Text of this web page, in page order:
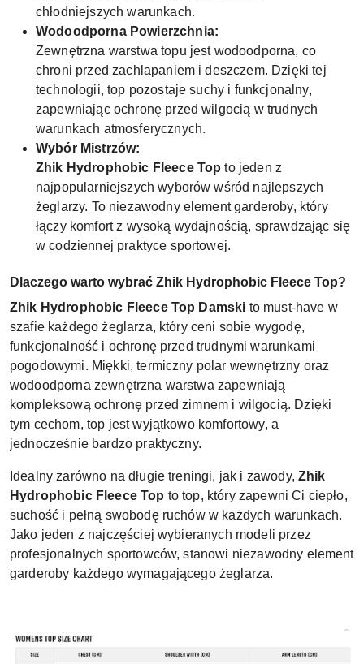
chłodniejszych warunkach.
Wodoodporna Powierzchnia:
Zewnętrzna warstwa topu jest wodoodporna, co
chroni przed zachlapaniem i deszczem. Dzięki tej
technologii, top pozostaje suchy i funkcjonalny,
zapewniając ochronę przed wilgocią w trudnych
warunkach atmosferycznych.
Wybór Mistrzów:
Zhik Hydrophobic Fleece Top to jeden z
najpopularniejszych wyborów wśród najlepszych
żeglarzy. To niezawodny element garderoby, który
łączy komfort z wysoką wydajnością, sprawdzając się
w codziennej praktyce sportowej.
Dlaczego warto wybrać Zhik Hydrophobic Fleece Top?
Zhik Hydrophobic Fleece Top Damski to must-have w
szafie każdego żeglarza, który ceni sobie wygodę,
funkcjonalność i ochronę przed trudnymi warunkami
pogodowymi. Miękki, termiczny polar wewnętrzny oraz
wodoodporna zewnętrzna warstwa zapewniają
kompleksową ochronę przed zimnem i wilgocią. Dzięki
tym cechom, top jest wyjątkowo komfortowy, a
jednocześnie bardzo praktyczny.
Idealny zarówno na długie treningi, jak i zawody, Zhik
Hydrophobic Fleece Top to top, który zapewni Ci ciepło,
suchość i pełną swobodę ruchów w każdych warunkach.
Jako jeden z najczęściej wybieranych modeli przez
profesjonalnych sportowców, stanowi niezawodny element
garderoby każdego wymagającego żeglarza.